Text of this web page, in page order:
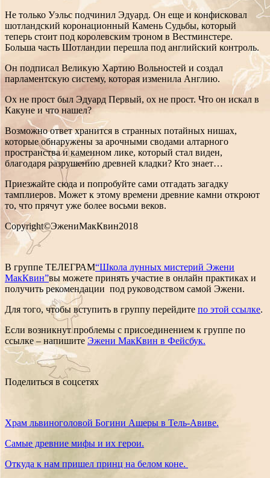
Не только Уэльс подчинил Эдуард. Он еще и конфисковал
шотландский коронационный Камень Судьбы, который
теперь стоит под королевским троном в Вестминстере.
Больша часть Шотландии перешла под английский контроль.
Он подписал Великую Хартию Вольностей и создал
парламентскую систему, которая изменила Англию.
Ох не прост был Эдуард Первый, ох не прост. Что он искал в
Какуне и что нашел?
Возможно ответ хранится в странных потайных нишах,
которые обнаружены за арочными сводами алтарного
пространства и каменном лике, который стал виден,
благодаря разрушению древней кладки? Кто знает…
Приезжайте сюда и попробуйте сами отгадать загадку
тамплиеров. Может к этому времени древние камни откроют
то, что прячут уже более восьми веков.
Copyright©ЭжениМакКвин2018
В группе ТЕЛЕГРАМ“Школа лунных мистерий Эжени
МакКвин”вы можете принять участие в онлайн практиках и
получить рекомендации под руководством самой Эжени.
Для того, чтобы вступить в группу перейдите по этой ссылке.
Если возникнут проблемы с присоединением к группе по
ссылке – напишите Эжени МакКвин в Фейсбук.
Поделиться в соцсетях
Храм львиноголовой Богини Ашеры в Тель-Авиве.
Самые древние мифы и их герои.
Откуда к нам пришел принц на белом коне.